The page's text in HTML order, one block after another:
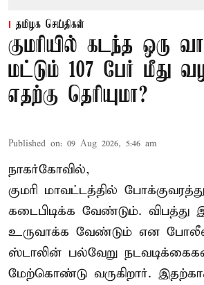
தமிழக செய்திகள்
குமரியில் கடந்த ஒரு
மட்டும் 107 பேர் மீது
எதற்கு தெரியுமா?
Published on: 09 Aug 2026, 5:46 am
நாகர்கோவில்,
குமரி மாவட்டத்தில்
கடைபிடிக்க வேண்டும். விபத்து
உருவாக்க வேண்டும் என போலீஸ்
ஸ்டாலின் பல்வேறு
மேற்கொண்டு வருகிறார்.